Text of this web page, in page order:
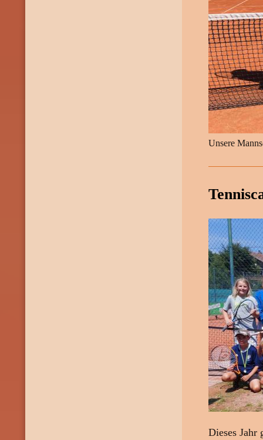
Unsere
Dieses Jahr